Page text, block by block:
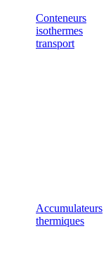
Conteneurs
isothermes
transport
Accumulateurs
thermiques